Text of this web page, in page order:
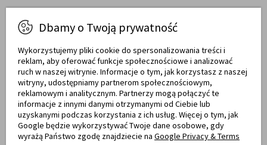
Masz pytania?
Zadzwoń! 77 540 78 03
Od pon. do pt. w godz. 7:00 - 17:00
sklep@meblemwm.pl
Dbamy o Twoją prywatność
Wykorzystujemy pliki cookie do spersonalizowania treści i
reklam, aby oferować funkcje społecznościowe i analizować
ruch w naszej witrynie. Informacje o tym, jak korzystasz z naszej
witryny, udostępniamy partnerom społecznościowym,
reklamowym i analitycznym. Partnerzy mogą połączyć te
informacje z innymi danymi otrzymanymi od Ciebie lub
uzyskanymi podczas korzystania z ich usług. Więcej o tym, jak
Google będzie wykorzystywać Twoje dane osobowe, gdy
wyrażą Państwo zgodę znajdziecie na Google Privacy & Terms